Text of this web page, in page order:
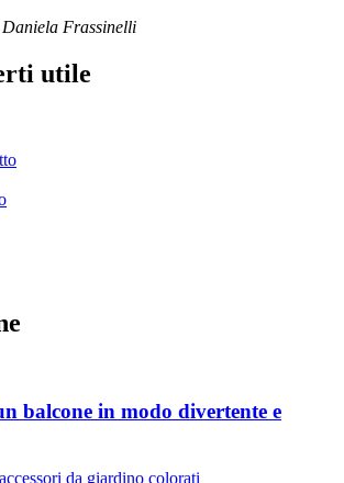
Daniela Frassinelli
utile
balcone in modo divertente e
da giardino colorati